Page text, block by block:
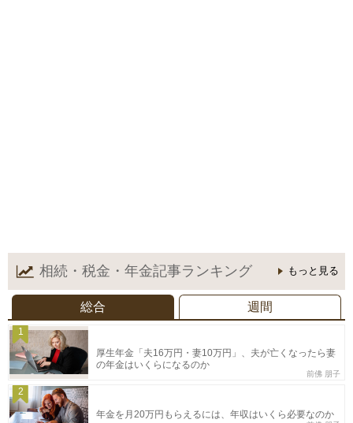
相続・税金・年金記事ランキング もっと見る
総合 週間
1
厚生年金「夫16万円・妻10万円」、夫が亡くなったら妻
の年金はいくらになるのか
前佛 朋子
2
年金を月20万円もらえるには、年収はいくら必要なのか